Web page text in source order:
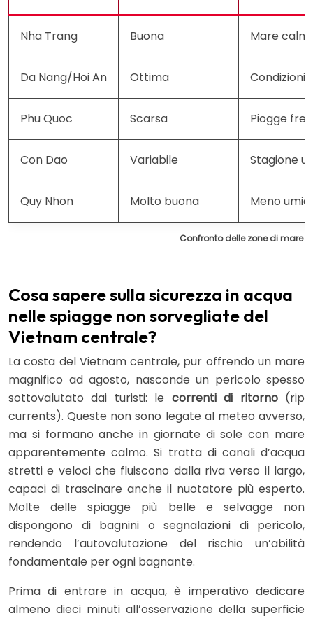
Confronto delle zone di mare
Nha Trang Buona Mare
Da Nang/Hoi An Ottima Condizioni
Phu Quoc Scarsa Piogge
Con Dao Variabile Stagione
Quy Nhon Molto buona Meno
Cosa sapere sulla sicurezza in acqua
nelle spiagge non sorvegliate del
Vietnam centrale?
La costa del Vietnam centrale, pur offrendo un mare
magnifico ad agosto, nasconde un pericolo spesso
sottovalutato dai turisti: le correnti di ritorno(rip
currents). Queste non sono legate al meteo avverso,
ma si formano anche in giornate di sole con mare
apparentemente calmo. Si tratta di canali d’acqua
stretti e veloci che fluiscono dalla riva verso il largo,
capaci di trascinare anche il nuotatore più esperto.
Molte delle spiagge più belle e selvagge non
dispongono di bagnini o segnalazioni di pericolo,
rendendo l’autovalutazione del rischio un’abilità
fondamentale per ogni bagnante.
Prima di entrare in acqua, è imperativo dedicare
almeno dieci minuti all’osservazione della superficie